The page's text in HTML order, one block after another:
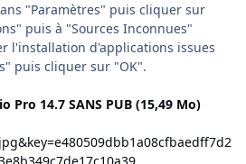
"Paramètres" puis cliquer sur
puis à "Sources Inconnues"
l'installation d'applications issues
puis cliquer sur "OK".
Pro 14.7 SANS PUB (15,49 Mo)